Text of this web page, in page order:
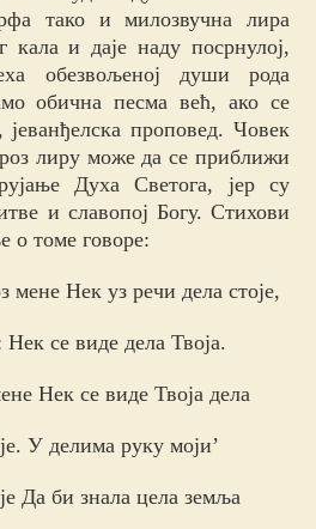
тако и милозвучна лира
кала и даје наду посрнулој,
обезвољеној души рода
обична песма већ, ако се
проповед. Човек
лиру може да се приближи
Духа Светога, јер су
и славопој Богу. Стихови
о томе говоре:
мене Нек уз речи дела стоје,
се виде дела Твоја.
Нек се виде Твоја дела
У делима руку моји’
Да би знала цела земља